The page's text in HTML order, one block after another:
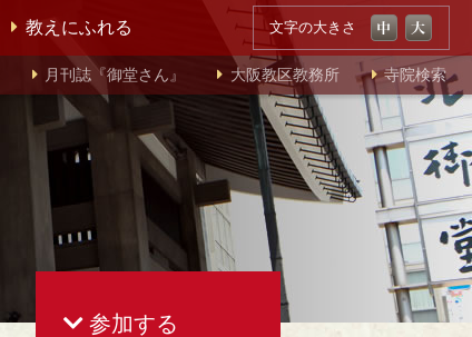
文字の大きさ
教えにふれる
月刊誌『御堂さん』 大阪教区教務所 寺院検索
参加する